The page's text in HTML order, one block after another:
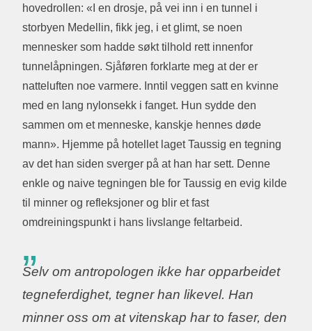
hovedrollen: «I en drosje, på vei inn i en tunnel i
storbyen Medellin, fikk jeg, i et glimt, se noen
mennesker som hadde søkt tilhold rett innenfor
tunnelåpningen. Sjåføren forklarte meg at der er
natteluften noe varmere. Inntil veggen satt en kvinne
med en lang nylonsekk i fanget. Hun sydde den
sammen om et menneske, kanskje hennes døde
mann». Hjemme på hotellet laget Taussig en tegning
av det han siden sverger på at han har sett. Denne
enkle og naive tegningen ble for Taussig en evig kilde
til minner og refleksjoner og blir et fast
omdreiningspunkt i hans livslange feltarbeid.
Selv om antropologen ikke har opparbeidet
tegneferdighet, tegner han likevel. Han
minner oss om at vitenskap har to faser, den